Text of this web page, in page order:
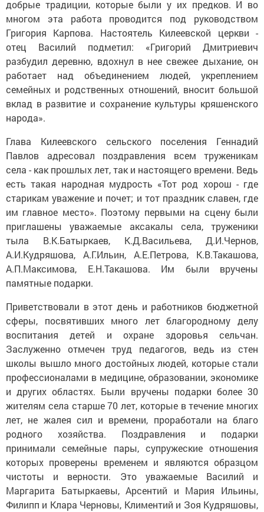
добрые традиции, которые были у их предков. И во
многом эта работа проводится под руководством
Григория Карпова. Настоятель Килеевской церкви -
отец Василий подметил: «Григорий Дмитриевич
разбудил деревню, вдохнул в нее свежее дыхание, он
работает над объединением людей, укреплением
семейных и родственных отношений, вносит большой
вклад в развитие и сохранение культуры кряшенского
народа».
Глава Килеевского сельского поселения Геннадий
Павлов адресовал поздравления всем труженикам
села - как прошлых лет, так и настоящего времени. Ведь
есть такая народная мудрость «Тот род хорош - где
старикам уважение и почет; и тот праздник славен, где
им главное место». Поэтому первыми на сцену были
приглашены уважаемые аксакалы села, труженики
тыла В.К.Батыркаев, К.Д.Васильева, Д.И.Чернов,
А.И.Кудряшова, А.Г.Ильин, А.Е.Петрова, К.В.Такашова,
А.П.Максимова, Е.Н.Такашова. Им были вручены
памятные подарки.
Приветствовали в этот день и работников бюджетной
сферы, посвятивших много лет благородному делу
воспитания детей и охране здоровья сельчан.
Заслуженно отмечен труд педагогов, ведь из стен
школы вышло много достойных людей, которые стали
профессионалами в медицине, образовании, экономике
и других областях. Были вручены подарки более 30
жителям села старше 70 лет, которые в течение многих
лет, не жалея сил и времени, проработали на благо
родного хозяйства. Поздравления и подарки
принимали семейные пары, супружеские отношения
которых проверены временем и являются образцом
чистоты и верности. Это уважаемые Василий и
Маргарита Батыркаевы, Арсентий и Мария Ильины,
Филипп и Клара Черновы, Климентий и Зоя Кудряшовы,